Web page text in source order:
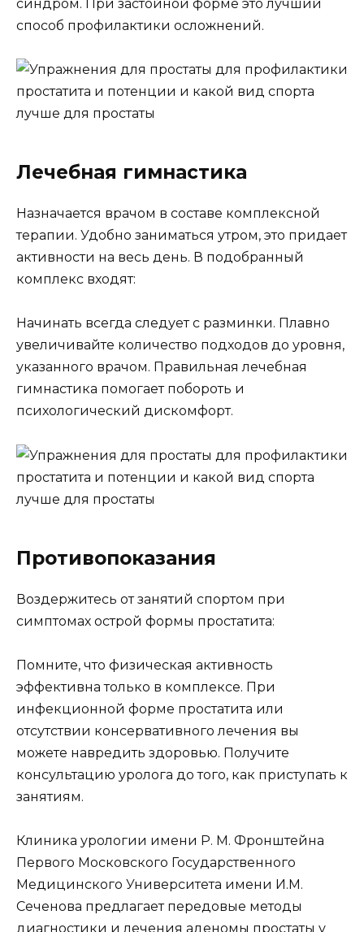
синдром. При застойной форме это лучший
способ профилактики осложнений.
Лечебная гимнастика
Назначается врачом в составе комплексной
терапии. Удобно заниматься утром, это придает
активности на весь день. В подобранный
комплекс входят:
Начинать всегда следует с разминки. Плавно
увеличивайте количество подходов до уровня,
указанного врачом. Правильная лечебная
гимнастика помогает побороть и
психологический дискомфорт.
Противопоказания
Воздержитесь от занятий спортом при
симптомах острой формы простатита:
Помните, что физическая активность
эффективна только в комплексе. При
инфекционной форме простатита или
отсутствии консервативного лечения вы
можете навредить здоровью. Получите
консультацию уролога до того, как приступать к
занятиям.
Клиника урологии имени Р. М. Фронштейна
Первого Московского Государственного
Медицинского Университета имени И.М.
Сеченова предлагает передовые методы
диагностики и лечения аденомы простаты у